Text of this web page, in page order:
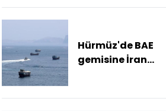
Hürmüz'de BAE
gemisine İran